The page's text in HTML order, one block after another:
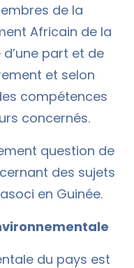
de la
Africain de la
part et de
et selon
compétences
concernés.
question de
des sujets
en Guinée.
du pays est